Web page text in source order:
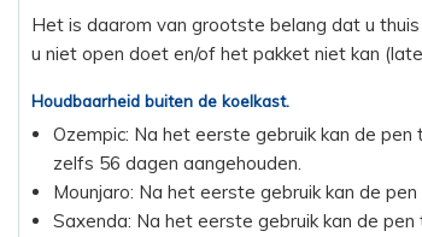
Het is daarom van grootste belang dat u
u niet open doet en/of het pakket niet kan
Houdbaarheid buiten de koelkast.
Ozempic: Na het eerste gebruik kan de
zelfs 56 dagen aangehouden.
Mounjaro: Na het eerste gebruik kan de
Saxenda: Na het eerste gebruik kan de